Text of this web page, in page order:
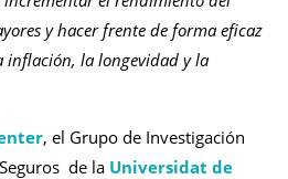
y hacer frente de forma eficaz
inflación, la longevidad y la
, el Grupo de Investigación
de la Universidat de